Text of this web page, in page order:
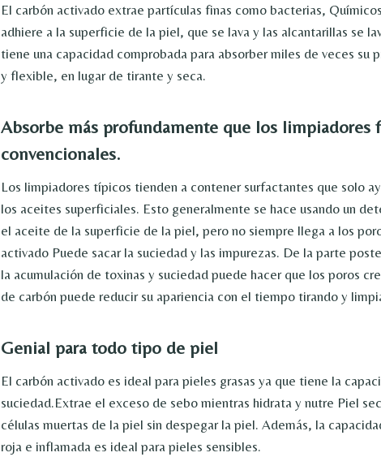
El carbón activado extrae partículas finas como bacterias,
adhiere a la superficie de la piel, que se lava y las alcantarillas se
tiene una capacidad comprobada para absorber miles de veces su
y flexible, en lugar de tirante y seca.
Absorbe más profundamente que los limpiadores
convencionales.
Los limpiadores típicos tienden a contener surfactantes que solo
los aceites superficiales. Esto generalmente se hace usando un
el aceite de la superficie de la piel, pero no siempre llega a los
activado Puede sacar la suciedad y las impurezas. De la parte
la acumulación de toxinas y suciedad puede hacer que los poros
de carbón puede reducir su apariencia con el tiempo tirando y
Genial para todo tipo de piel
El carbón activado es ideal para pieles grasas ya que tiene la
suciedad.Extrae el exceso de sebo mientras hidrata y nutre Piel
células muertas de la piel sin despegar la piel. Además, la
roja e inflamada es ideal para pieles sensibles.